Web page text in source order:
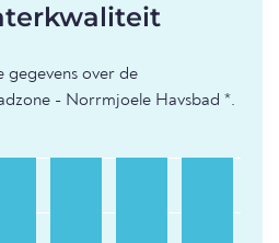
gegevens over de
- Norrmjoele Havsbad *.